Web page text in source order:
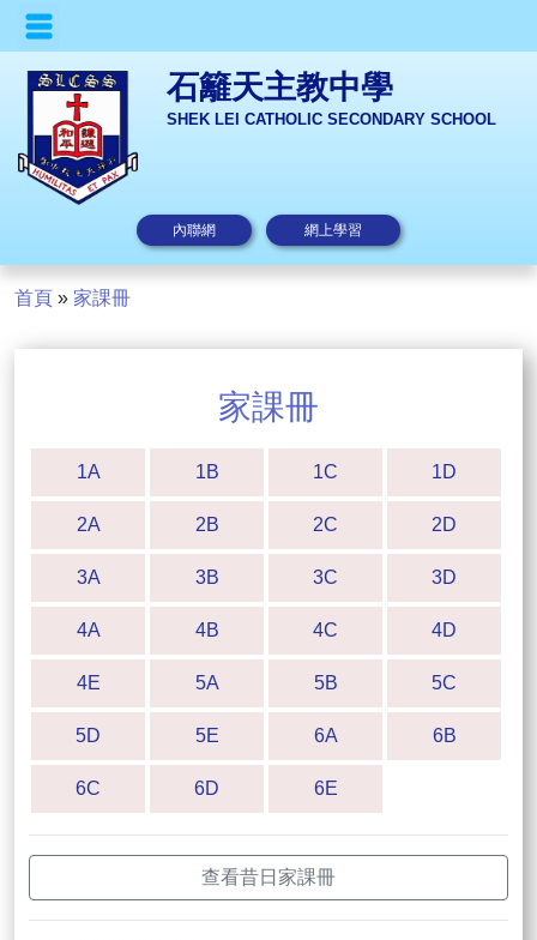
石籬天主教中學
SHEK LEI CATHOLIC SECONDARY SCHOOL
內聯網 網上學習
首頁 » 家課冊
家課冊
1A 1B 1C 1D
2A 2B 2C 2D
3A 3B 3C 3D
4A 4B 4C 4D
4E 5A 5B 5C
5D 5E 6A 6B
6C 6D 6E
查看昔日家課冊